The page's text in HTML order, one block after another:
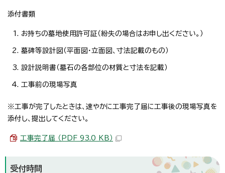
添付書類
お持ちの墓地使用許可証（紛失の場合はお申し出ください。）
墓碑等設計図（平面図・立面図、寸法記載のもの）
設計説明書（墓石の各部位の材質と寸法を記載）
工事前の現場写真
※工事が完了したときは、速やかに工事完了届に工事後の現場写真を
添付し、提出してください。
工事完了届 （PDF 93.0 KB）
受付時間